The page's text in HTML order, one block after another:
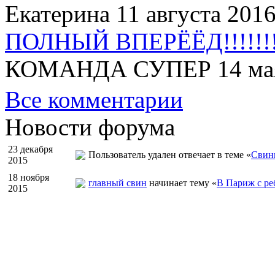
Екатерина 11 августа
ПОЛНЫЙ
КОМАНДА СУПЕР 14 мая
Все комментарии
Новости форума
23 декабря
2015
Пользователь удален отвечает в теме «
18 ноября
2015
главный свин начинает тему «В Париж с